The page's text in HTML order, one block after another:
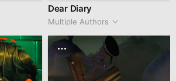
Dear Diary
Multiple Authors